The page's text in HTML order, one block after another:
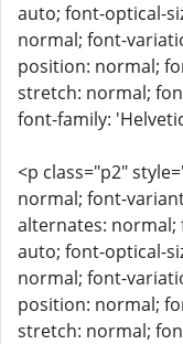
auto; font-optical-
normal; font-
position: normal;
stretch: normal;
font-family:
<p class="p2"
normal; font-
alternates: normal;
auto; font-optical-
normal; font-
position: normal;
stretch: normal;